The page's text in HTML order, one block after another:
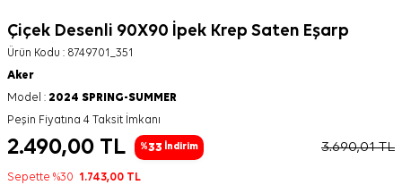
Çiçek Desenli 90X90 İpek Krep Saten Eşarp
Ürün Kodu : 8749701_351
Aker
Model : 2024 SPRING-SUMMER
Peşin Fiyatına 4 Taksit İmkanı
2.490,00 TL %33 İndirim 3.690,01TL
Sepette %30 1.743,00 TL